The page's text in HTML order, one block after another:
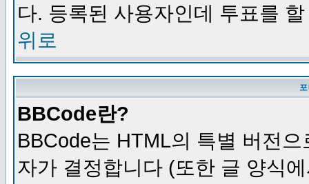
다. 등록된 사용자인데 투표를
위로
BBCode란?
BBCode는 HTML의 특별 버전
자가 결정합니다 (또한 글 양식